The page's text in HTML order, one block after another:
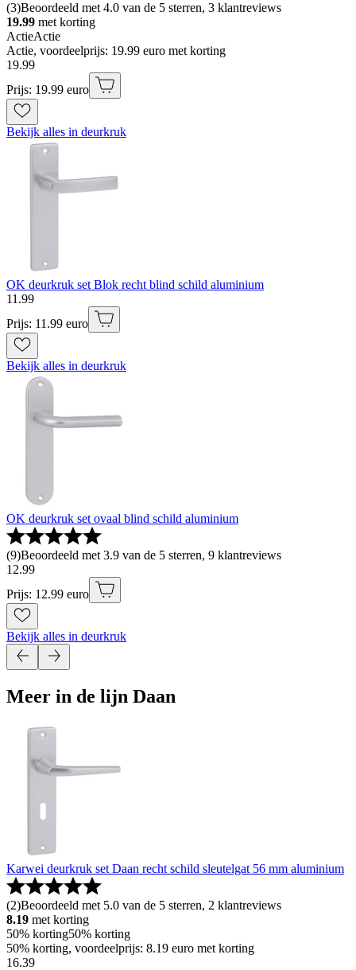
(3)Beoordeeld met 4.0 van de 5 sterren, 3 klantreviews
19.99 met korting
ActieActie
Actie, voordeelprijs: 19.99 euro met korting
19.99
Prijs: 19.99 euro
Bekijk alles in deurkruk
OK deurkruk set Blok recht blind schild aluminium
11 .99
Prijs: 11.99 euro
Bekijk alles in deurkruk
OK deurkruk set ovaal blind schild aluminium
(9)Beoordeeld met 3.9 van de 5 sterren, 9 klantreviews
12.99
Prijs: 12.99 euro
Bekijk alles in deurkruk
Meer in de lijn Daan
Karwei deurkruk set Daan recht schild sleutelgat 56 mm aluminium
(2)Beoordeeld met 5.0 van de 5 sterren, 2 klantreviews
8.19 met korting
50% korting50% korting
50% korting, voordeelprijs: 8.19 euro met korting
16.39